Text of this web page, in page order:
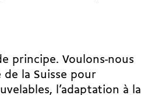
principe. Voulons-nous
la Suisse pour
l’adaptation à la